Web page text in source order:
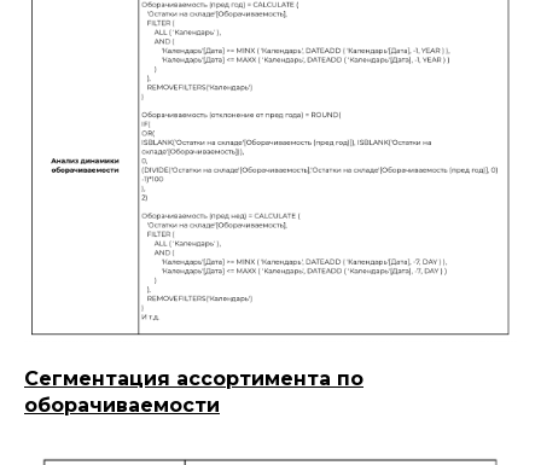
Сегментация ассортимента по
оборачиваемости